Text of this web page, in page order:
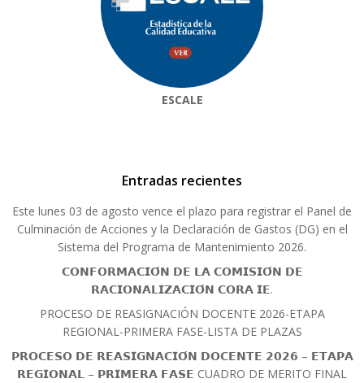
ESCALE
Entradas recientes
Este lunes 03 de agosto vence el plazo para registrar el Panel de
Culminación de Acciones y la Declaración de Gastos (DG) en el
Sistema del Programa de Mantenimiento 2026.
𝗖𝗢𝗡𝗙𝗢𝗥𝗠𝗔𝗖𝗜𝗢́𝗡 𝗗𝗘 𝗟𝗔 𝗖𝗢𝗠𝗜𝗦𝗜𝗢́𝗡 𝗗𝗘
𝗥𝗔𝗖𝗜𝗢𝗡𝗔𝗟𝗜𝗭𝗔𝗖𝗜𝗢́𝗡 𝗖𝗢𝗥𝗔 𝗜𝗘.
PROCESO DE REASIGNACIÓN DOCENTE 2026-ETAPA
REGIONAL-PRIMERA FASE-LISTA DE PLAZAS
𝗣𝗥𝗢𝗖𝗘𝗦𝗢 𝗗𝗘 𝗥𝗘𝗔𝗦𝗜𝗚𝗡𝗔𝗖𝗜𝗢́𝗡 𝗗𝗢𝗖𝗘𝗡𝗧𝗘 𝟮𝟬𝟮𝟲 – 𝗘𝗧𝗔𝗣𝗔
𝗥𝗘𝗚𝗜𝗢𝗡𝗔𝗟 – 𝗣𝗥𝗜𝗠𝗘𝗥𝗔 𝗙𝗔𝗦𝗘 CUADRO DE MERITO FINAL